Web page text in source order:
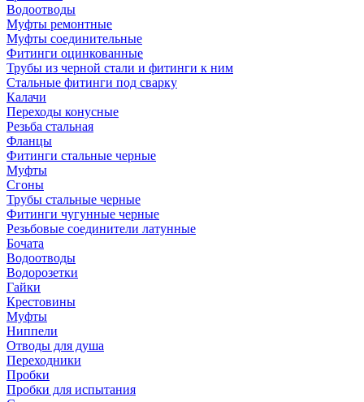
Водоотводы
Муфты ремонтные
Муфты соединительные
Фитинги оцинкованные
Трубы из черной стали и фитинги к ним
Стальные фитинги под сварку
Калачи
Переходы конусные
Резьба стальная
Фланцы
Фитинги стальные черные
Муфты
Сгоны
Трубы стальные черные
Фитинги чугунные черные
Резьбовые соединители латунные
Бочата
Водоотводы
Водорозетки
Гайки
Крестовины
Муфты
Ниппели
Отводы для душа
Переходники
Пробки
Пробки для испытания